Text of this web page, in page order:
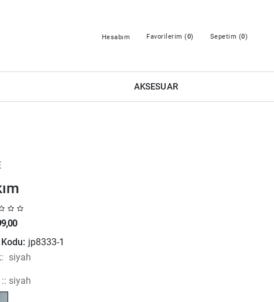
Hesabım Favorilerim (0) Sepetim (0)
AKSESUAR
jp8333-1
siyah
siyah